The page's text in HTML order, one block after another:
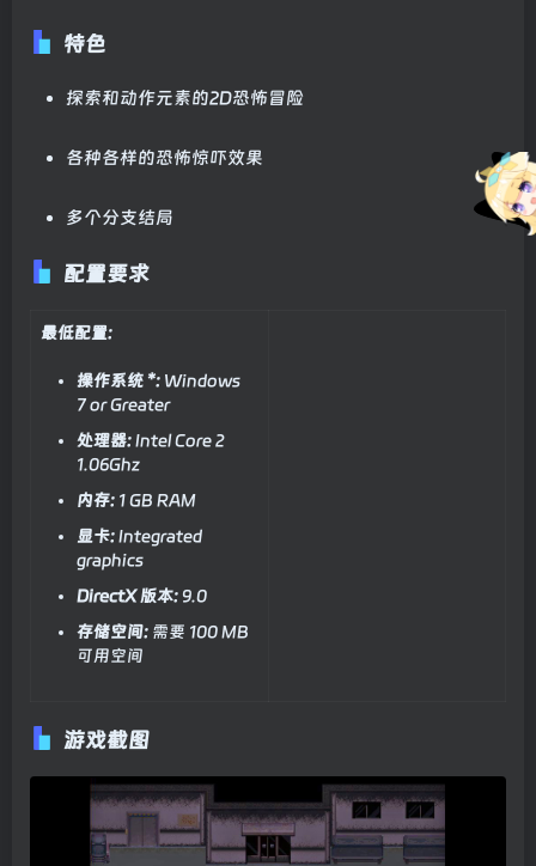
特色
探索和动作元素的2D恐怖冒险
各种各样的恐怖惊吓效果
多个分支结局
配置要求
最低配置:
操作系统 *: Windows
7 or Greater
处理器:Intel Core 2
1.06Ghz
内存: 1 GB RAM
显卡:Integrated
graphics
DirectX 版本: 9.0
存储空间: 需要 100 MB
可用空间
游戏截图